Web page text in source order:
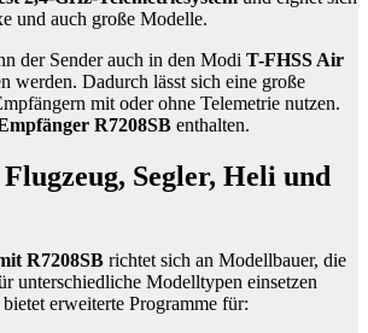
und auch große Modelle.
der Sender auch in den Modi T-FHSS Air
werden. Dadurch lässt sich eine große
mit oder ohne Telemetrie nutzen.
R7208SB enthalten.
Segler, Heli und
R7208SB richtet sich an Modellbauer, die
unterschiedliche Modelltypen einsetzen
erweiterte Programme für: